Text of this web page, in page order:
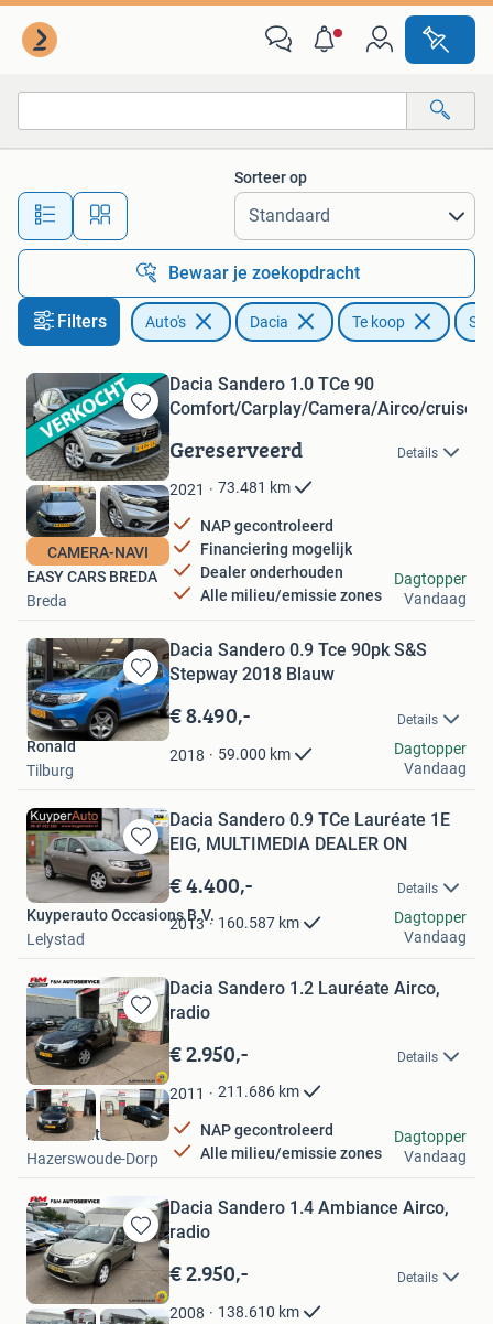
Alle afstanden…
Sorteer op
Bewaar je zoekopdracht
Filters Auto's Dacia Te koop
Bewaren
in
Mijn
Favorieten
CAMERA-NAVI
Dacia Sandero 1.0 TCe 90
Comfort/Carplay/Camera/Airco/cruise
Gereserveerd Details
2021 73.481 km
NAP gecontroleerd
Financiering mogelijk
Dealer onderhouden
Alle milieu/emissie zones
EASY CARS BREDA
Breda
Dagtopper
Vandaag
Bewaren
in
Mijn
Favorieten
Dacia Sandero 0.9 Tce 90pk S&S
Stepway 2018 Blauw
€ 8.490,- Details
2018 59.000 km
Ronald
Tilburg
Dagtopper
Vandaag
Bewaren
in
Mijn
Favorieten
Dacia Sandero 0.9 TCe Lauréate 1E
EIG, MULTIMEDIA DEALER ON
€ 4.400,- Details
2013 160.587 km
Kuyperauto Occasions B.V.
Lelystad
Dagtopper
Vandaag
Bewaren
in
Mijn
Favorieten
Dacia Sandero 1.2 Lauréate Airco,
radio
€ 2.950,- Details
2011 211.686 km
NAP gecontroleerd
Alle milieu/emissie zones
F en M Autoservice
Hazerswoude-Dorp
Dagtopper
Vandaag
Bewaren
in
Mijn
Favorieten
Dacia Sandero 1.4 Ambiance Airco,
radio
€ 2.950,- Details
2008 138.610 km